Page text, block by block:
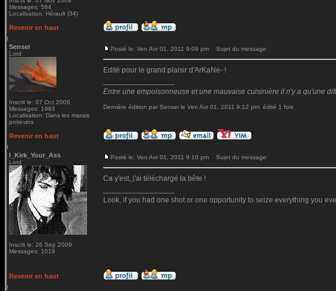
Messages: 564
Localisation: Hérault (34)
Revenir en haut
Sensei
Lord
Inscrit le: 07 Oct 2006
Messages: 1993
Localisation: Dans les marais
poitevins
Posté le: Ven Avr 01, 2011 9:09 pm Sujet du message:
Edité pour le grand plaisir d'ArKaNe- !
Entre une empoisonneuse et une mauvaise cuisinière il n'y a qu'une
Dernière édition par Sensei le Ven Avr 01, 2011 9:12 pm; édité 1 fois
Revenir en haut
I_Kirk_Your_Ass
Lord
Inscrit le: 26 Sep 2009
Messages: 1019
Posté le: Ven Avr 01, 2011 9:10 pm Sujet du message:
Ca y'est, j'ai téléchargé la bête !
Look, if you had one shot or one opportunity to seize everything you
Revenir en haut